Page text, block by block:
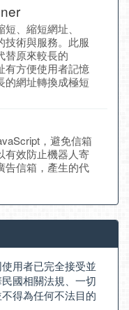
、縮短網址、
技術與服務。此服
替原來較長的
有方便使用者記憶
的網址轉換成極短
，避免信箱
有效防止機器人寄
告信箱，產生的代
用者已完全接受並
國相關法規、一切
得為任何不法目的